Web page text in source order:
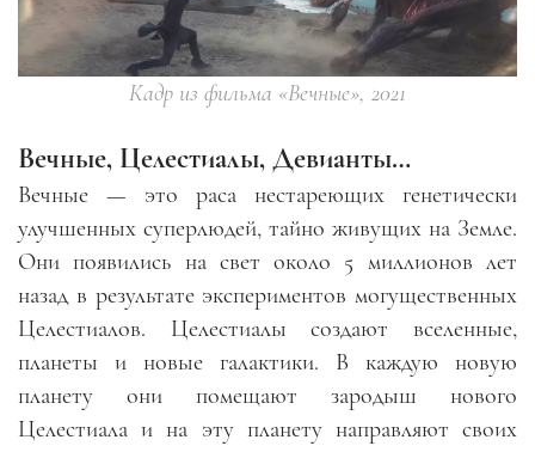
Кадр из фильма «Вечные», 2021
Вечные, Целестиалы, Девианты…
Вечные — это раса нестареющих генетически
улучшенных суперлюдей, тайно живущих на Земле.
Они появились на свет около 5 миллионов лет
назад в результате экспериментов могущественных
Целестиалов. Целестиалы создают вселенные,
планеты и новые галактики. В каждую новую
планету они помещают зародыш нового
Целестиала и на эту планету направляют своих